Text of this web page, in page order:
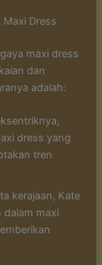
Dress
maxi dress
dan
adalah:
dress yang
tren
kerajaan, Kate
dalam maxi